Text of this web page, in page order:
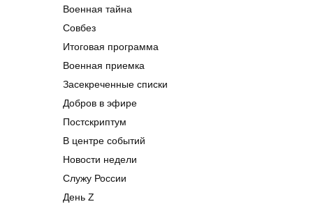
Военная тайна
Совбез
Итоговая программа
Военная приемка
Засекреченные списки
Добров в эфире
Постскриптум
В центре событий
Новости недели
Служу России
День Z